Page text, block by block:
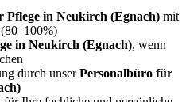
Pflege in Neukirch (Egnach) mit
in Neukirch (Egnach), wenn
durch unserPersonalbüro für